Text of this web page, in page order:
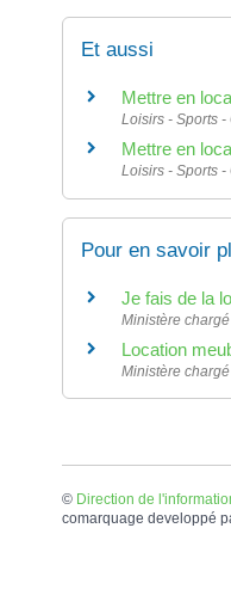
Et aussi
Mettre en
Loisirs - Sports -
Mettre en
Loisirs - Sports -
Pour en savoir
Je fais de la
Ministère
Location
Ministère
© Direction de
comarquage developpé